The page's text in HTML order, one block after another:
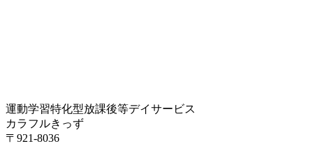
運動学習特化型放課後等デイサービス
カラフルきっず
〒921-8036